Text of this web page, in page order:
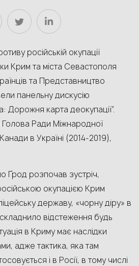
російській окупації
Крим та міста Севастополя
та Представництво
панельну дискусію
Дорожня карта деокупації”.
Ради Міжнародної
в Україні (2014-2019),
Ґрод розпочав зустріч,
окупацією Крим
державу, «чорну діру» в
відстеження будь
в Криму має наслідки
адже тактика, яка там
і в Росії, в тому числі